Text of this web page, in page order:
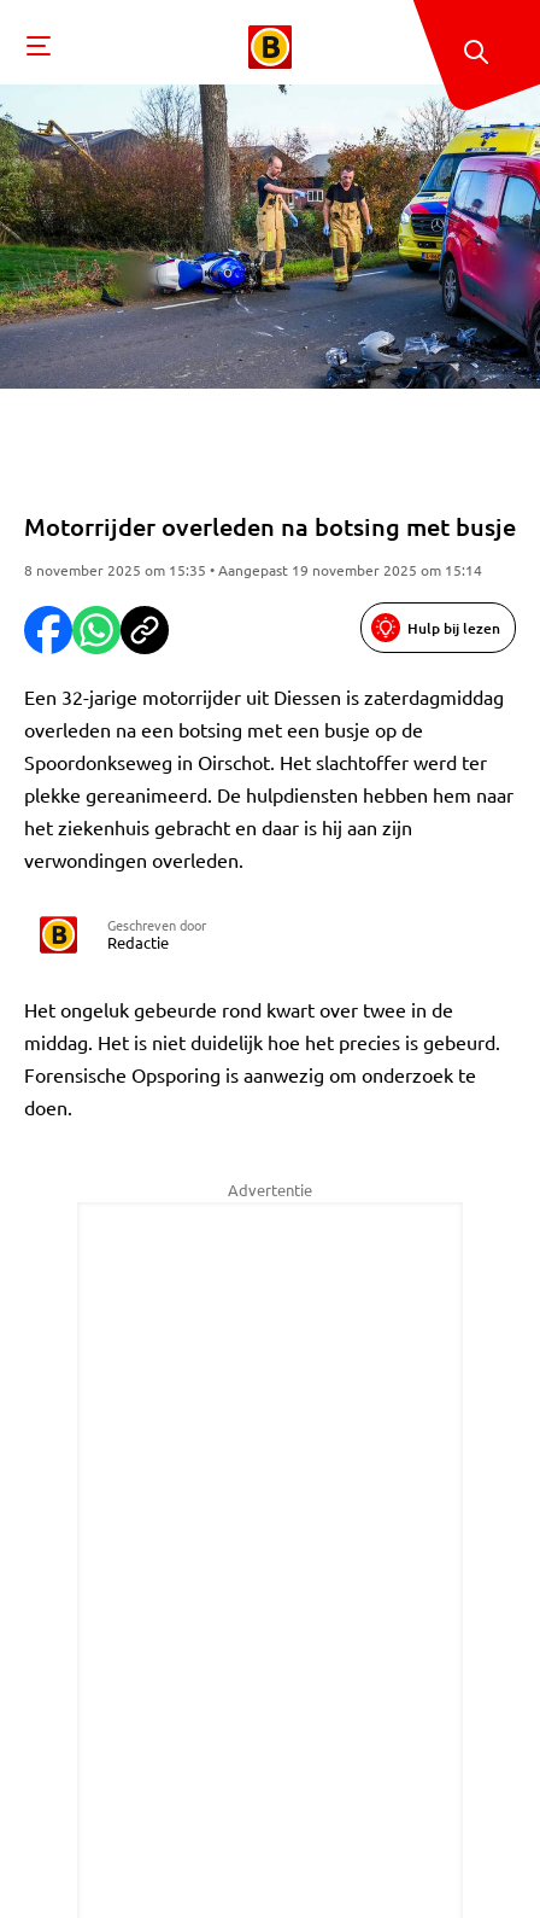
Motorrijder overleden na botsing met busje
8 november 2025 om 15:35 • Aangepast 19 november 2025 om 15:14
Hulp bij lezen
Een 32-jarige motorrijder uit Diessen is zaterdagmiddag
overleden na een botsing met een busje op de
Spoordonkseweg in Oirschot. Het slachtoffer werd ter
plekke gereanimeerd. De hulpdiensten hebben hem naar
het ziekenhuis gebracht en daar is hij aan zijn
verwondingen overleden.
Geschreven door
Redactie
Het ongeluk gebeurde rond kwart over twee in de
middag. Het is niet duidelijk hoe het precies is gebeurd.
Forensische Opsporing is aanwezig om onderzoek te
doen.
Advertentie